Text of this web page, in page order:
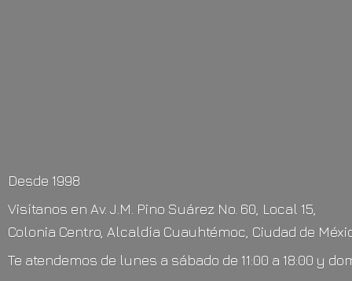
Desde 1998
Visítanos en Av. J.M. Pino Suárez No. 60, Local 15,
Colonia Centro, Alcaldía Cuauhtémoc, Ciudad de
Te atendemos de lunes a sábado de 11:00 a 18:00 y